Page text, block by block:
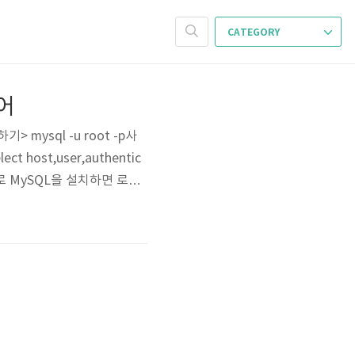
CATEGORY
하기> mysql -u root -p사
host,user,authentic
을 설치하면 로컬(l
부접속을 허용하려면 다